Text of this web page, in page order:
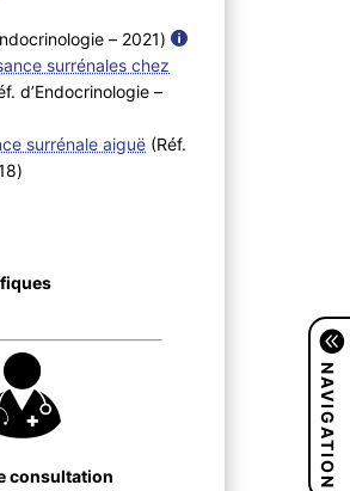
– 2021)
surrénales chez
d’Endocrinologie –
surrénale aiguë (Réf.
)
consultation NAVIGATION